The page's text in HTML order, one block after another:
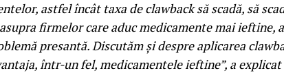
astfel încât taxa de clawback să scadă, să
firmelor care aduc medicamente mai ieftine,
presantă. Discutăm şi despre aplicarea
într-un fel, medicamentele ieftine”, a explicat